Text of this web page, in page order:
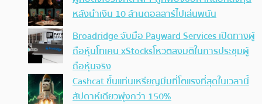
หลังนำเงิน 10 ล้านดอลลาร์ไปเล่นพนัน
Broadridge จับมือ Payward Services เปิดทางผู้
ถือหุ้นโทเคน xStocksโหวตลงมติในการประชุมผู้
ถือหุ้นจริง
Cashcat ขึ้นแท่นเหรียญมีมที่โตแรงที่สุดในเวลานี้
สัปดาห์เดียวพุ่งกว่า 150%